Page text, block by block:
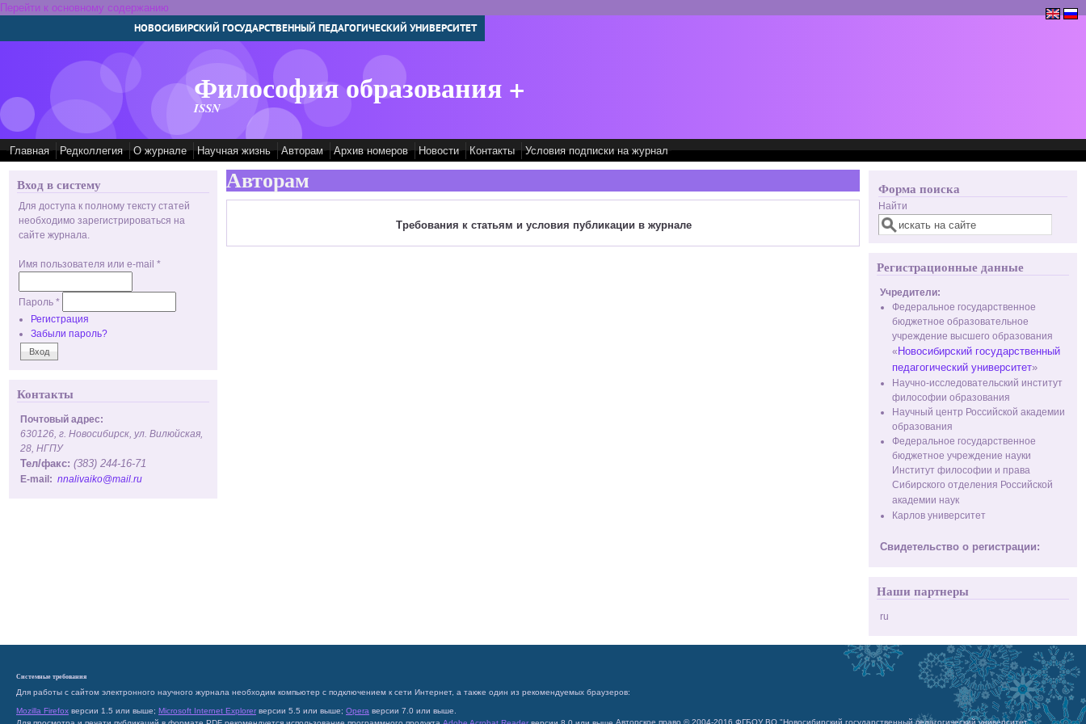
Перейти к основному содержанию
НОВОСИБИРСКИЙ ГОСУДАРСТВЕННЫЙ ПЕДАГОГИЧЕСКИЙ УНИВЕРСИТЕТ
Философия образования +
ISSN
Главная Редколлегия О журнале Научная жизнь Авторам Архив номеров Новости Контакты Условия подписки на журнал
Вход в систему
Для доступа к полному тексту статей
необходимо зарегистрироваться на
сайте журнала.
Имя пользователя или e-mail *
Пароль *
Регистрация
Забыли пароль?
Контакты
Почтовый адрес:
630126, г. Новосибирск, ул. Вилюйская,
28, НГПУ
Тел/факс: (383) 244-16-71
E-mail: nnalivaiko@mail.ru
Авторам
Требования к статьям и условия публикации в журнале
Форма поиска
Найти
Регистрационные данные
Учредители:
Федеральное государственное
бюджетное образовательное
учреждение высшего образования
« Новосибирский государственный
педагогический университет»
Научно-исследовательский институт
философии образования
Научный центр Российской академии
образования
Федеральное государственное
бюджетное учреждение науки
Институт философии и права
Сибирского отделения Российской
академии наук
Карлов университет
Свидетельство о регистрации:
Наши партнеры
ru
Системные требования
Для работы с сайтом электронного научного журнала необходим компьютер с подключением к сети Интернет, а также один из рекомендуемых браузеров:
Mozilla Firefox версии 1.5 или выше; Microsoft Internet Explorer версии 5.5 или выше; Opera версии 7.0 или выше.
Авторское право © 2004-2016 ФГБОУ ВО "Новосибирский государственный педагогический университет"